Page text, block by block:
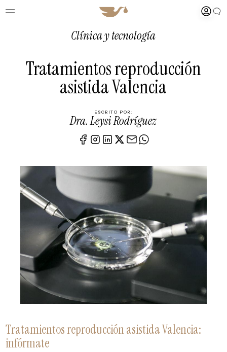
Clínica y tecnología
Tratamientos reproducción
asistida Valencia
ESCRITO POR:
Dra. Leysi Rodríguez
Tratamientos reproducción asistida Valencia:
infórmate